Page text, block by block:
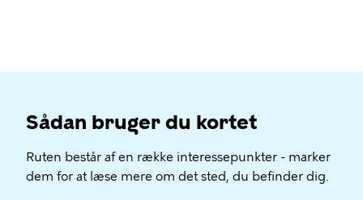
Sådan bruger du kortet
Ruten består af en række interessepunkter - marker
dem for at læse mere om det sted, du befinder dig.